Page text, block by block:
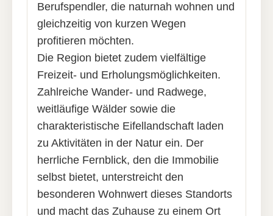
Berufspendler, die naturnah wohnen und
gleichzeitig von kurzen Wegen
profitieren möchten.
Die Region bietet zudem vielfältige
Freizeit- und Erholungsmöglichkeiten.
Zahlreiche Wander- und Radwege,
weitläufige Wälder sowie die
charakteristische Eifellandschaft laden
zu Aktivitäten in der Natur ein. Der
herrliche Fernblick, den die Immobilie
selbst bietet, unterstreicht den
besonderen Wohnwert dieses Standorts
und macht das Zuhause zu einem Ort